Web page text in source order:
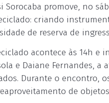
Sorocaba promove, no
criando
de reserva de
acontece às 14h
e Daiane Fernandes,
Durante o encontro,
de